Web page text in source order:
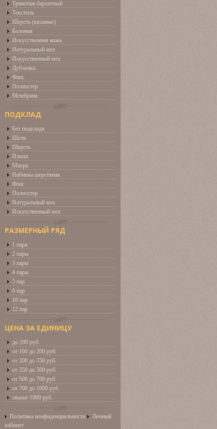
Трикотаж бархатный
Текстиль
Шерсть (вязаные)
Болонья
Искусственная кожа
Натуральный мех
Искусственный мех
Дубленка
Флис
Полиэстер
Мембрана
ПОДКЛАД
Без подклада
Шелк
Шерсть
Плюш
Махра
Набивка шерстяная
Флис
Полиэстер
Натуральный мех
Искусственный мех
РАЗМЕРНЫЙ РЯД
1 пара
2 пары
3 пары
4 пары
5 пар
6 пар
10 пар
12 пар
ЦЕНА ЗА ЕДИНИЦУ
до 100 руб.
от 100 до 200 руб.
от 200 до 350 руб.
от 350 до 500 руб.
от 500 до 700 руб.
от 700 до 1000 руб.
свыше 1000 руб.
Политика конфиденциальности
Личный
кабинет